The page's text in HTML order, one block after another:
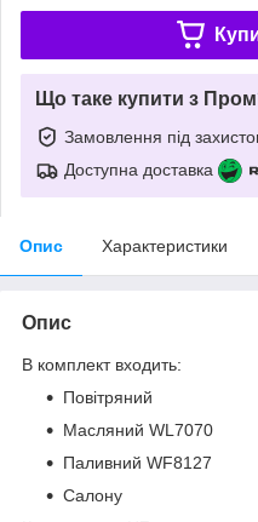
Що таке купити з
Замовлення під
Доступна доставка
Опис Характеристики
Опис
В комплект входить:
Повітряний
Масляний WL7070
Паливний WF8127
Салону